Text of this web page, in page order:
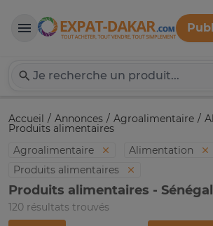
Expat-Dakar
Accueil Annonces Agroalimentaire
Produits alimentaires
Agroalimentaire
Alimentation
Produits alimentaires
Produits alimentaires - Sénégal
120 résultats trouvés